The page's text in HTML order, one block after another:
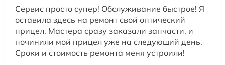
Сервис просто супер! Обслуживание быстрое! Я
оставила здесь на ремонт свой оптический
прицел. Мастера сразу заказали запчасти, и
починили мой прицел уже на следующий день.
Сроки и стоимость ремонта меня устроили!